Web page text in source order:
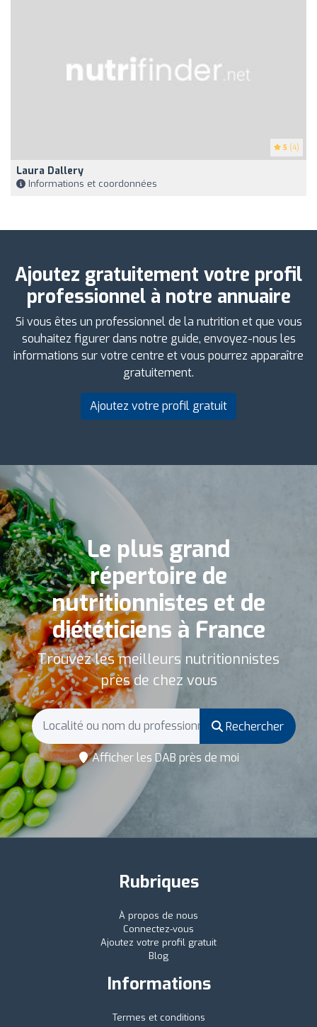
5 (4)
Laura Dallery
Informations et coordonnées
Ajoutez gratuitement votre profil
professionnel à notre annuaire
Si vous êtes un professionnel de la nutrition et que vous
souhaitez figurer dans notre guide, envoyez-nous les
informations sur votre centre et vous pourrez apparaître
gratuitement.
Ajoutez votre profil gratuit
Le plus grand
répertoire de
nutritionnistes et de
diététiciens à France
Trouvez les meilleurs nutritionnistes
près de chez vous
Rechercher
Afficher les DAB près de moi
Rubriques
À propos de nous
Connectez-vous
Ajoutez votre profil gratuit
Blog
Informations
Termes et conditions